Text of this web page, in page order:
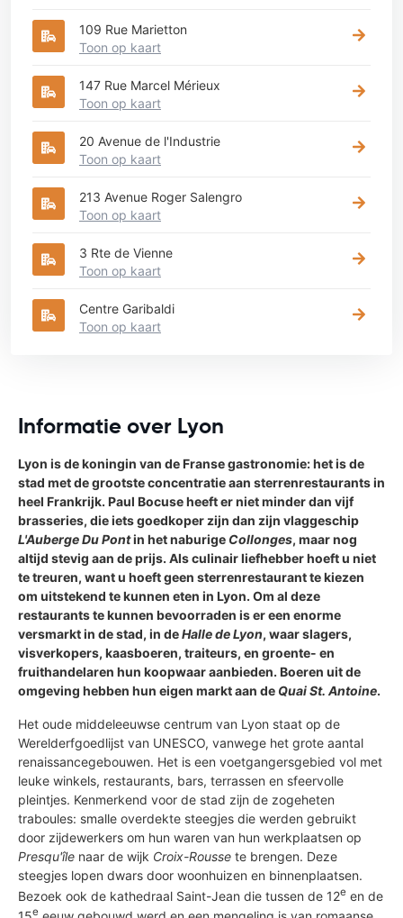
109 Rue Marietton
Toon op kaart
147 Rue Marcel Mérieux
Toon op kaart
20 Avenue de l'Industrie
Toon op kaart
213 Avenue Roger Salengro
Toon op kaart
3 Rte de Vienne
Toon op kaart
Centre Garibaldi
Toon op kaart
Informatie over Lyon
Lyon is de koningin van de Franse gastronomie: het is de
stad met de grootste concentratie aan sterrenrestaurants in
heel Frankrijk. Paul Bocuse heeft er niet minder dan vijf
brasseries, die iets goedkoper zijn dan zijn vlaggeschip
L'Auberge Du Pontin het naburige Collonges, maar nog
altijd stevig aan de prijs. Als culinair liefhebber hoeft u niet
te treuren, want u hoeft geen sterrenrestaurant te kiezen
om uitstekend te kunnen eten in Lyon. Om al deze
restaurants te kunnen bevoorraden is er een enorme
versmarkt in de stad, in deHalle de Lyon, waar slagers,
visverkopers, kaasboeren, traiteurs, en groente- en
fruithandelaren hun koopwaar aanbieden. Boeren uit de
omgeving hebben hun eigen markt aan de Quai St. Antoine.
Het oude middeleeuwse centrum van Lyon staat op de
Werelderfgoedlijst van UNESCO, vanwege het grote aantal
renaissancegebouwen. Het is een voetgangersgebied vol met
leuke winkels, restaurants, bars, terrassen en sfeervolle
pleintjes. Kenmerkend voor de stad zijn de zogeheten
traboules: smalle overdekte steegjes die werden gebruikt
door zijdewerkers om hun waren van hun werkplaatsen op
Presqu'île naar de wijk Croix-Rousse te brengen. Deze
steegjes lopen dwars door woonhuizen en binnenplaatsen.
Bezoek ook de kathedraal Saint-Jean die tussen de 12e en de
e